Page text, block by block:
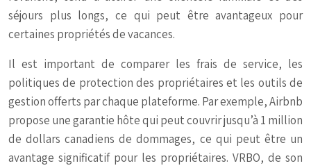
séjours plus longs, ce qui peut être avantageux pour
certaines propriétés de vacances.
Il est important de comparer les frais de service, les
politiques de protection des propriétaires et les outils de
gestion offerts par chaque plateforme. Par exemple, Airbnb
propose une garantie hôte qui peut couvrir jusqu’à 1 million
de dollars canadiens de dommages, ce qui peut être un
avantage significatif pour les propriétaires. VRBO, de son